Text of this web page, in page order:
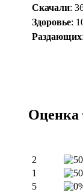
Скачали:
Здоровье:
Раздающих
Оценка
2
1
5